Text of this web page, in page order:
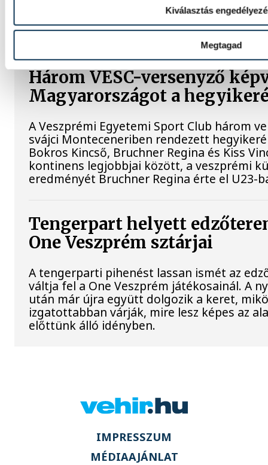
Kiválasztás
Megtagad
Betlehem Dávid ezüstérmet nyert kedden
kilométeres olimpiai versenyszámában a
Három VESC-versenyző
Magyarországot a
A Veszprémi Egyetemi Sport Club három
svájci Monteceneriben rendezett
Bokros Kincső, Bruchner Regina és Kiss
kontinens legjobbjai között, a veszprémi
eredményét Bruchner Regina érte el U23-
Tengerpart helyett
One Veszprém sztárjai
A tengerparti pihenést lassan ismét az
váltja fel a One Veszprém játékosainál. A
után már újra együtt dolgozik a keret,
izgatottabban várják, mire lesz képes az
előttünk álló idényben.
IMPRESSZUM
MÉDIAAJÁNLAT